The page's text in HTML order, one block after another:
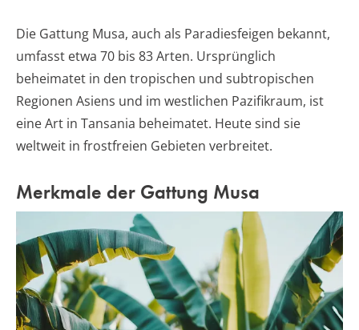
Die Gattung Musa, auch als Paradiesfeigen bekannt,
umfasst etwa 70 bis 83 Arten. Ursprünglich
beheimatet in den tropischen und subtropischen
Regionen Asiens und im westlichen Pazifikraum, ist
eine Art in Tansania beheimatet. Heute sind sie
weltweit in frostfreien Gebieten verbreitet.
Merkmale der Gattung Musa